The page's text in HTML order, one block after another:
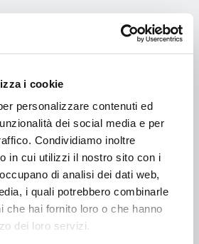
i cookie
personalizzare contenuti ed
dei social media e per
Condividiamo inoltre
in cui utilizzi il nostro sito con i
di analisi dei dati web,
i quali potrebbero combinarle
che hai fornito loro o che hanno
dei loro servizi.
0
le tariffe?
FAQ
Privacy policy
Cookie Policy
Termini d’uso